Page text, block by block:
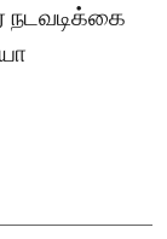
நடவடிக்கை